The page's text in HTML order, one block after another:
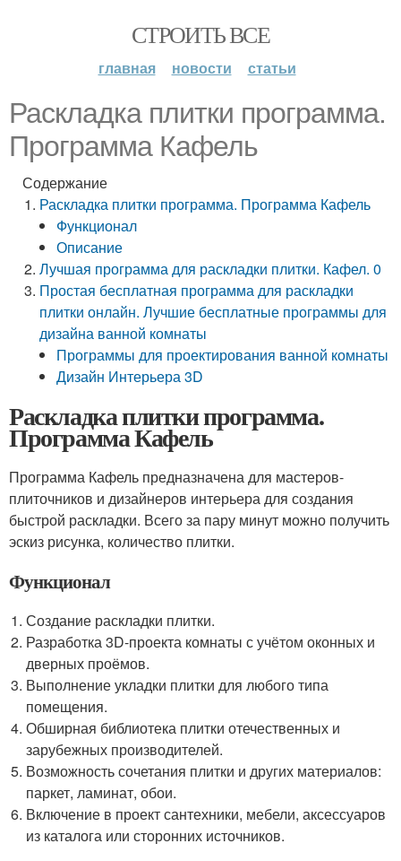
СТРОИТЬ ВСЕ
главная новости статьи
Раскладка плитки программа.
Программа Кафель
Содержание
Раскладка плитки программа. Программа Кафель
Функционал
Описание
Лучшая программа для раскладки плитки. Кафел. 0
Простая бесплатная программа для раскладки
плитки онлайн. Лучшие бесплатные программы для
дизайна ванной комнаты
Программы для проектирования ванной комнаты
Дизайн Интерьера 3D
Раскладка плитки программа.
Программа Кафель
Программа Кафель предназначена для мастеров-
плиточников и дизайнеров интерьера для создания
быстрой раскладки. Всего за пару минут можно получить
эскиз рисунка, количество плитки.
Функционал
Создание раскладки плитки.
Разработка 3D-проекта комнаты с учётом оконных и
дверных проёмов.
Выполнение укладки плитки для любого типа
помещения.
Обширная библиотека плитки отечественных и
зарубежных производителей.
Возможность сочетания плитки и других материалов:
паркет, ламинат, обои.
Включение в проект сантехники, мебели, аксессуаров
из каталога или сторонних источников.